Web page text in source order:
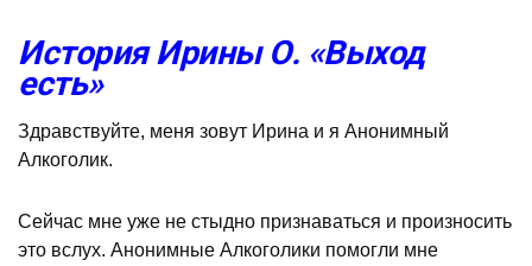
История Ирины О. «Выход
есть»
Здравствуйте, меня зовут Ирина и я Анонимный
Алкоголик.
Сейчас мне уже не стыдно признаваться и произносить
это вслух. Анонимные Алкоголики помогли мне